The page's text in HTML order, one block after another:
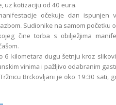
uz kotizaciju od 40 eura.
očekuje dan ispunjen
Sudionike na samom
čine torba s obilježjima
6 kilometara dugu šetnju kroz
vinima i pažljivo odabranim
Brckovljani je oko 19:30 sati,